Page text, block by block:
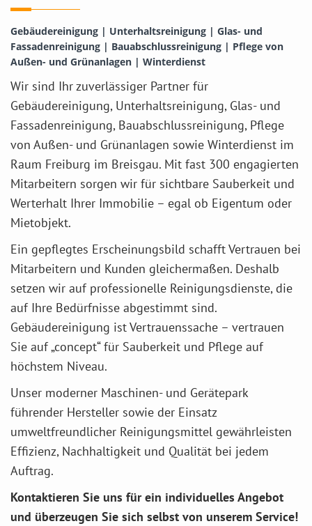
Gebäudereinigung | Unterhaltsreinigung | Glas- und
Fassadenreinigung | Bauabschlussreinigung | Pflege von
Außen- und Grünanlagen | Winterdienst
Wir sind Ihr zuverlässiger Partner für
Gebäudereinigung, Unterhaltsreinigung, Glas- und
Fassadenreinigung, Bauabschlussreinigung, Pflege
von Außen- und Grünanlagen sowie Winterdienst im
Raum Freiburg im Breisgau. Mit fast 300 engagierten
Mitarbeitern sorgen wir für sichtbare Sauberkeit und
Werterhalt Ihrer Immobilie – egal ob Eigentum oder
Mietobjekt.
Ein gepflegtes Erscheinungsbild schafft Vertrauen bei
Mitarbeitern und Kunden gleichermaßen. Deshalb
setzen wir auf professionelle Reinigungsdienste, die
auf Ihre Bedürfnisse abgestimmt sind.
Gebäudereinigung ist Vertrauenssache – vertrauen
Sie auf „concept“ für Sauberkeit und Pflege auf
höchstem Niveau.
Unser moderner Maschinen- und Gerätepark
führender Hersteller sowie der Einsatz
umweltfreundlicher Reinigungsmittel gewährleisten
Effizienz, Nachhaltigkeit und Qualität bei jedem
Auftrag.
Kontaktieren Sie uns für ein individuelles Angebot
und überzeugen Sie sich selbst von unserem Service!